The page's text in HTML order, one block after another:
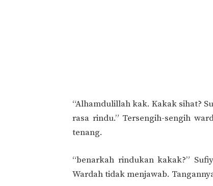
“Alhamdulillah kak. Kakak sihat?
rasa rindu.” Tersengih-sengih
tenang.
“benarkah rindukan kakak?”
Wardah tidak menjawab.